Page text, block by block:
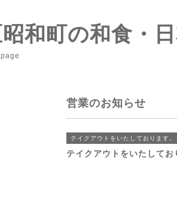
和町の和食・
営業のお知らせ
テイクアウトをいたしております。
テイクアウトをいたしてお